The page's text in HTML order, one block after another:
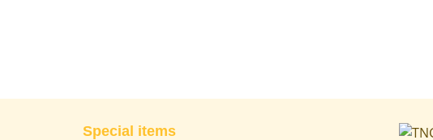
Special items